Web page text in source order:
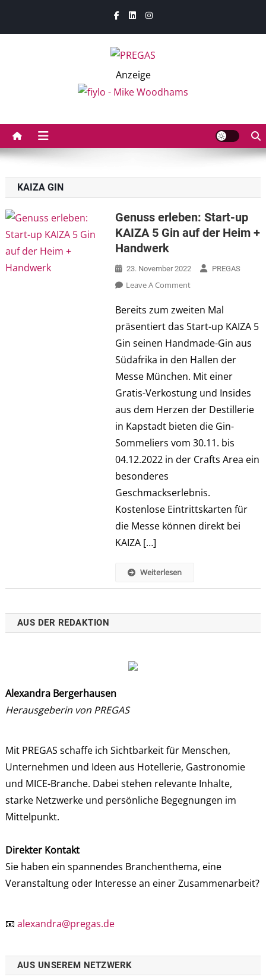
PREGAS: News- und Presseportal für die Hotellerie,
Gastronomie und MICE-Industrie
Anzeige
KAIZA GIN
Genuss erleben: Start-up
KAIZA 5 Gin auf der Heim +
Handwerk
23. November 2022 PREGAS
Leave A CommentOn
Erleben:
Start-
Up
5
Gin
Auf
Der
Heim
Handwerk
Bereits zum zweiten Mal
präsentiert das Start-up KAIZA 5
Gin seinen Handmade-Gin aus
Südafrika in den Hallen der
Messe München. Mit einer
Gratis-Verkostung und Insides
aus dem Herzen der Destillerie
in Kapstadt bieten die Gin-
Sommeliers vom 30.11. bis
04.12.2022 in der Crafts Area ein
besonderes
Geschmackserlebnis.
Kostenlose Eintrittskarten für
die Messe können direkt bei
KAIZA […]
Weiterlesen
AUS DER REDAKTION
Alexandra Bergerhausen
Herausgeberin von PREGAS
Mit PREGAS schaffe ich Sichtbarkeit für Menschen,
Unternehmen und Ideen aus Hotellerie, Gastronomie
und MICE-Branche. Dabei stehen relevante Inhalte,
starke Netzwerke und persönliche Begegnungen im
Mittelpunkt.
Direkter Kontakt
Sie haben ein spannendes Branchenthema, eine
Veranstaltung oder Interesse an einer Zusammenarbeit?
📧 alexandra@pregas.de
AUS UNSEREM NETZWERK